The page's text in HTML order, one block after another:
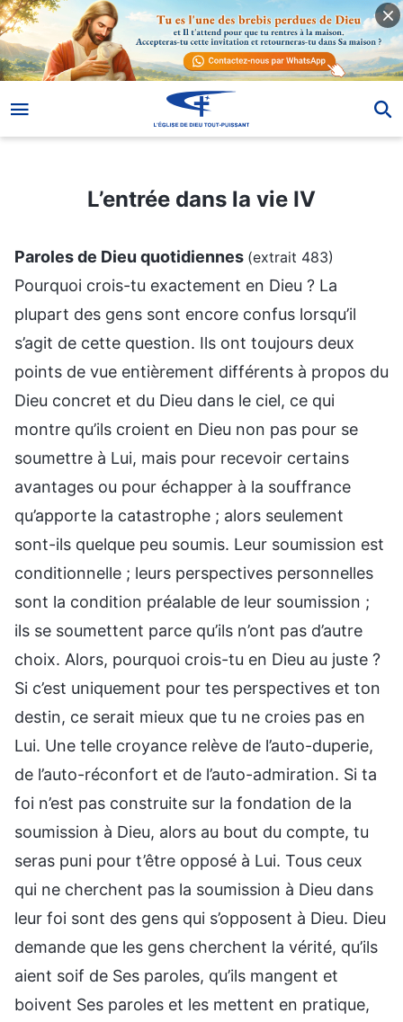
L’entrée dans la vie IV
Paroles de Dieu quotidiennes (extrait 483)
Pourquoi crois-tu exactement en Dieu ? La
plupart des gens sont encore confus lorsqu’il
s’agit de cette question. Ils ont toujours deux
points de vue entièrement différents à propos du
Dieu concret et du Dieu dans le ciel, ce qui
montre qu’ils croient en Dieu non pas pour se
soumettre à Lui, mais pour recevoir certains
avantages ou pour échapper à la souffrance
qu’apporte la catastrophe ; alors seulement
sont-ils quelque peu soumis. Leur soumission est
conditionnelle ; leurs perspectives personnelles
sont la condition préalable de leur soumission ;
ils se soumettent parce qu’ils n’ont pas d’autre
choix. Alors, pourquoi crois-tu en Dieu au juste ?
Si c’est uniquement pour tes perspectives et ton
destin, ce serait mieux que tu ne croies pas en
Lui. Une telle croyance relève de l’auto-duperie,
de l’auto-réconfort et de l’auto-admiration. Si ta
foi n’est pas construite sur la fondation de la
soumission à Dieu, alors au bout du compte, tu
seras puni pour t’être opposé à Lui. Tous ceux
qui ne cherchent pas la soumission à Dieu dans
leur foi sont des gens qui s’opposent à Dieu. Dieu
demande que les gens cherchent la vérité, qu’ils
aient soif de Ses paroles, qu’ils mangent et
boivent Ses paroles et les mettent en pratique,